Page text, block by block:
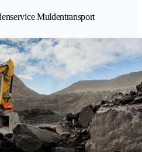
Muldentransport